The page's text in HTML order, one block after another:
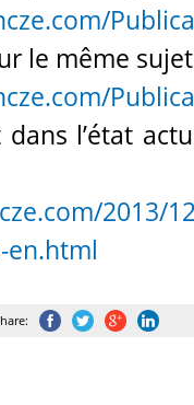
le même
l’état
2013/
en.html